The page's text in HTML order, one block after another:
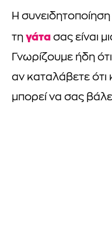
Η συνειδητοποίηση
τη γάτα σας είναι
Γνωρίζουμε ήδη
αν καταλάβετε ότι
μπορεί να σας